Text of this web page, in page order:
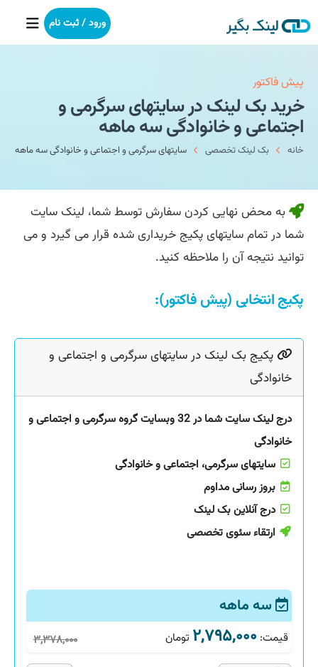
خانه
بکلینک
رپورتاژآگهی
خدمات ما
درباره ما
آموزش
ورود / ثبت نام
پیش فاکتور
خرید بک لینک در سایتهای سرگرمی و
اجتماعی و خانوادگی سه ماهه
خانه بک لینک تخصصی سایتهای سرگرمی و اجتماعی و خانوادگی سه ماهه
به محض نهایی کردن سفارش توسط شما، لینک سایت
شما در تمام سایتهای پکیج خریداری شده قرار می گیرد و می
توانید نتیجه آن را ملاحظه کنید.
پکیج انتخابی (پیش فاکتور):
پکیج بک لینک در سایتهای سرگرمی و اجتماعی و
خانوادگی
درج لینک سایت شما در 32 وبسایت گروه سرگرمی و اجتماعی و
خانوادگی
سایتهای سرگرمی، اجتماعی و خانوادگی
بروز رسانی مداوم
درج آنلاین بک لینک
ارتقاء سئوی تخصصی
سه ماهه
قیمت: ۲,۷۹۵,۰۰۰ تومان ۳,۳۷۸,۰۰۰